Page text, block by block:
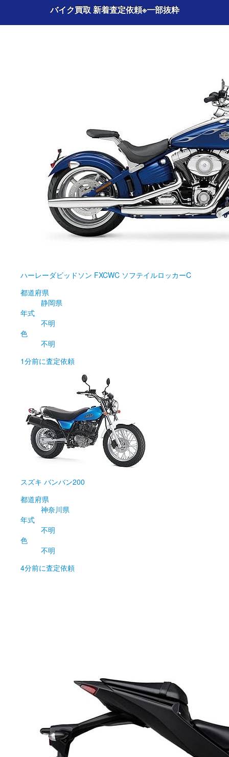
バイク買取 新着査定依頼※一部抜粋
ハーレーダビッドソン FXCWC ソフテイルロッカーC
都道府県
静岡県
年式
不明
色
不明
1分前に査定依頼
スズキ バンバン200
都道府県
神奈川県
年式
不明
色
不明
4分前に査定依頼